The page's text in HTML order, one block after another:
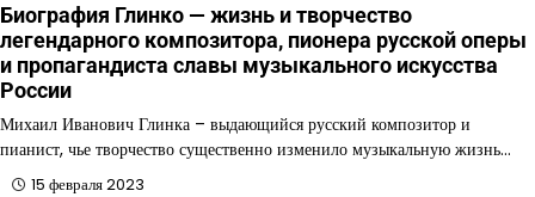
Биография Глинко — жизнь и творчество
легендарного композитора, пионера русской оперы
и пропагандиста славы музыкального искусства
России
Михаил Иванович Глинка – выдающийся русский композитор и
пианист, чье творчество существенно изменило музыкальную жизнь…
15 февраля 2023